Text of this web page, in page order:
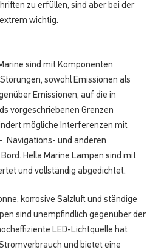
zu erfüllen, sind aber bei der
wichtig.
sind mit Komponenten
sowohl Emissionen als
Emissionen, auf die in
vorgeschriebenen Grenzen
mögliche Interferenzen mit
Navigations- und anderen
Hella Marine Lampen sind mit
und vollständig abgedichtet.
korrosive Salzluft und ständige
sind unempfindlich gegenüber der
LED-Lichtquelle hat
und bietet eine